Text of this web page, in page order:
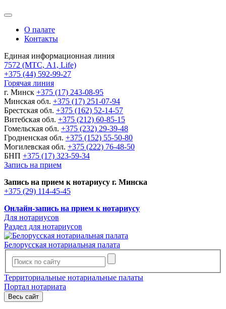
О палате
Контакты
Единая информационная линия
7572 (МТС, A1, Life)
+375 (44) 592-99-27
Горячая линия
г. Минск +375 (17) 243-08-95
Минская обл. +375 (17) 251-07-94
Брестская обл. +375 (162) 52-14-57
Витебская обл. +375 (212) 60-85-15
Гомельская обл. +375 (232) 29-39-48
Гродненская обл. +375 (152) 55-50-80
Могилевская обл. +375 (222) 76-48-50
БНП +375 (17) 323-59-34
Запись на прием
Запись на прием к нотариусу г. Минска
+375 (29) 114-45-45
Онлайн-запись на прием к нотариусу
Для нотариусов
Раздел для нотариусов
Белорусская нотариальная палата
Территориальные нотариальные палаты
Портал нотариата
Весь сайт